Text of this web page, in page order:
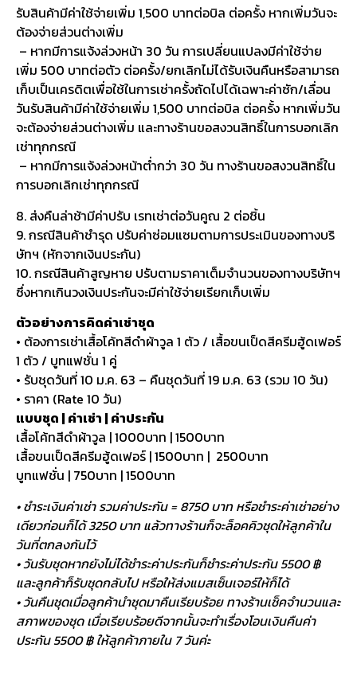
รับสินค้ามีค่าใช้จ่ายเพิ่ม 1,500 บาทต่อบิล ต่อครั้ง หากเพิ่มวันจะ
ต้องจ่ายส่วนต่างเพิ่ม
– หากมีการแจ้งล่วงหน้า 30 วัน การเปลี่ยนแปลงมีค่าใช้จ่าย
เพิ่ม 500 บาทต่อตัว ต่อครั้ง/ยกเลิกไม่ได้รับเงินคืนหรือสามารถ
เก็บเป็นเครดิตเพื่อใช้ในการเช่าครั้งถัดไปได้เฉพาะค่าซัก/เลื่อน
วันรับสินค้ามีค่าใช้จ่ายเพิ่ม 1,500 บาทต่อบิล ต่อครั้ง หากเพิ่มวัน
จะต้องจ่ายส่วนต่างเพิ่ม และทางร้านขอสงวนสิทธิ์ในการบอกเลิก
เช่าทุกกรณี
– หากมีการแจ้งล่วงหน้าต่ำกว่า 30 วัน ทางร้านขอสงวนสิทธิ์ใน
การบอกเลิกเช่าทุกกรณี
8. ส่งคืนล่าช้ามีค่าปรับ เรทเช่าต่อวันคูณ 2 ต่อชิ้น
9. กรณีสินค้าชำรุด ปรับค่าซ่อมแซมตามการประเมินของทางบริ
ษัทฯ (หักจากเงินประกัน)
10. กรณีสินค้าสูญหาย ปรับตามราคาเต็มจำนวนของทางบริษัทฯ
ซึ่งหากเกินวงเงินประกันจะมีค่าใช้จ่ายเรียกเก็บเพิ่ม
ตัวอย่างการคิดค่าเช่าชุด
• ต้องการเช่าเสื้อโค้ทสีดำผ้าวูล 1 ตัว / เสื้อขนเป็ดสีครีมฮู้ดเฟอร์
1 ตัว / บูทแฟชั่น 1 คู่
• รับชุดวันที่ 10 ม.ค. 63 – คืนชุดวันที่ 19 ม.ค. 63 (รวม 10 วัน)
• ราคา (Rate 10 วัน)
แบบชุด | ค่าเช่า | ค่าประกัน
เสื้อโค้ทสีดำผ้าวูล | 1000บาท | 1500บาท
เสื้อขนเป็ดสีครีมฮู้ดเฟอร์ | 1500บาท | 2500บาท
บูทแฟชั่น | 750บาท | 1500บาท
• ชำระเงินค่าเช่า รวมค่าประกัน = 8750 บาท หรือชำระค่าเช่าอย่าง
เดียวก่อนก็ได้ 3250 บาท แล้วทางร้านก็จะล็อคคิวชุดให้ลูกค้าใน
วันที่ตกลงกันไว้
• วันรับชุดหากยังไม่ได้ชำระค่าประกันก็ชำระค่าประกัน 5500 ฿
และลูกค้าก็รับชุดกลับไป หรือให้ส่งแมสเซ็นเจอร์ให้ก็ได้
• วันคืนชุดเมื่อลูกค้านำชุดมาคืนเรียบร้อย ทางร้านเช็คจำนวนและ
สภาพของชุด เมื่อเรียบร้อยดีจากนั้นจะทำเรื่องโอนเงินคืนค่า
ประกัน 5500 ฿ ให้ลูกค้าภายใน 7 วันค่ะ